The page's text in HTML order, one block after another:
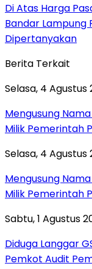
Di Atas Harga
Bandar Lampung
Dipertanyakan
Berita Terkait
Selasa, 4 Agustus
Mengusung
Milik Pemerintah
Selasa, 4 Agustus
Mengusung
Milik Pemerintah
Sabtu, 1 Agustus
Diduga Langgar
Pemkot Audit